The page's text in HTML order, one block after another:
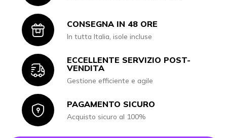
IconCONSEGNA IN 48 ORE
In tutta Italia, isole incluse
Icon
ECCELLENTE SERVIZIO POST-
VENDITA
Gestione efficiente e agile
IconPAGAMENTO SICURO
Acquisto sicuro al 100%